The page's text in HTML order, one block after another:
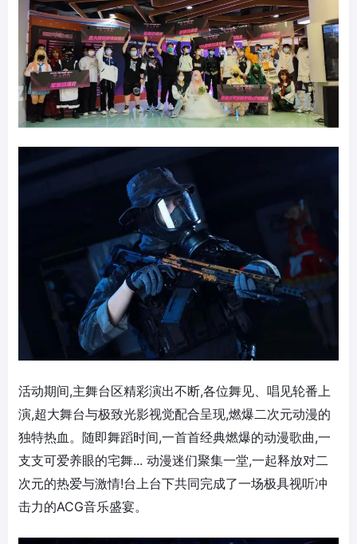
活动期间,主舞台区精彩演出不断,各位舞见、唱见轮番上
演,超大舞台与极致光影视觉配合呈现,燃爆二次元动漫的
独特热血。随即舞蹈时间,一首首经典燃爆的动漫歌曲,一
支支可爱养眼的宅舞... 动漫迷们聚集一堂,一起释放对二
次元的热爱与激情!台上台下共同完成了一场极具视听冲
击力的ACG音乐盛宴。